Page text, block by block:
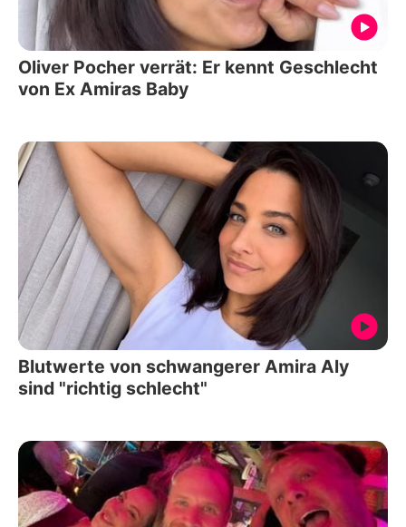
Oliver Pocher verrät: Er kennt Geschlecht
von Ex Amiras Baby
Blutwerte von schwangerer Amira Aly
sind "richtig schlecht"